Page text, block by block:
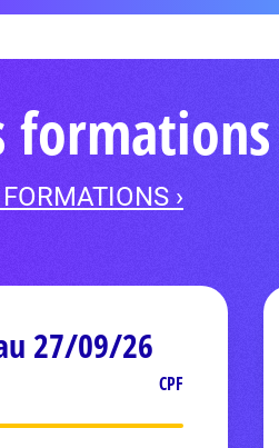
›
27/09/26
CPF